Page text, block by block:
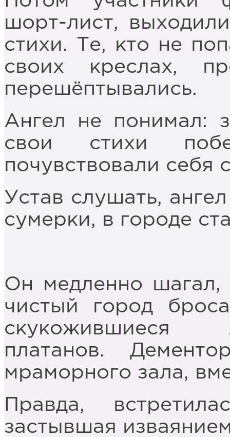
шорт-лист,
стихи. Те, кто не
своих креслах,
перешёптывались.
Ангел не понимал:
свои стихи
почувствовали себя
Устав слушать,
сумерки, в городе
Он медленно шагал,
чистый город
скукожившиеся
платанов.
мраморного зала,
Правда,
застывшая